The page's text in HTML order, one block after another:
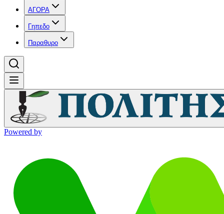
ΑΓΟΡΑ
Γηπεδο
Παραθυρο
Powered by